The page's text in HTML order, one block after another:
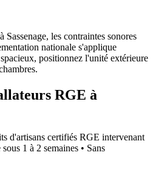
Sassenage, les contraintes sonores
nationale s'applique
positionnez l'unité extérieure
RGE à
d'artisans certifiés RGE intervenant
sous 1 à 2 semaines • Sans